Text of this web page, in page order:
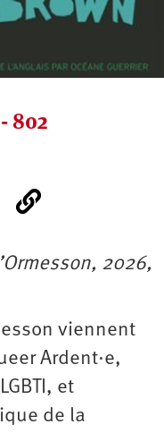
802
2026,
viennent
Ardent·e,
et
de la